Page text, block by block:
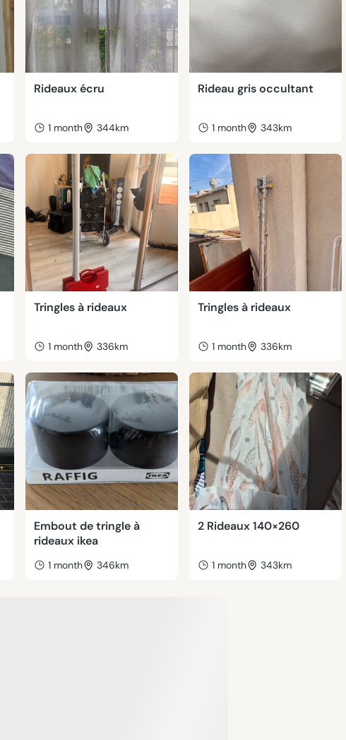
Rideaux écru
1 month 344km
Rideau gris occultant
1 month 343km
Tringles à rideaux
1 month 336km
Tringles à rideaux
1 month 336km
Embout de tringle à
rideaux ikea
1 month 346km
2 Rideaux 140×260
1 month 343km